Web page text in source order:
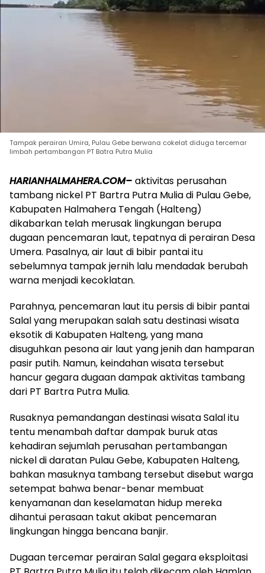
Tampak perairan Umira, Pulau Gebe berwana cokelat diduga tercemar
limbah pertambangan PT Batra Putra Mulia
HARIANHALMAHERA.COM– aktivitas perusahan
tambang nickel PT Bartra Putra Mulia di Pulau Gebe,
Kabupaten Halmahera Tengah (Halteng)
dikabarkan telah merusak lingkungan berupa
dugaan pencemaran laut, tepatnya di perairan Desa
Umera. Pasalnya, air laut di bibir pantai itu
sebelumnya tampak jernih lalu mendadak berubah
warna menjadi kecoklatan.
Parahnya, pencemaran laut itu persis di bibir pantai
Salal yang merupakan salah satu destinasi wisata
eksotik di Kabupaten Halteng, yang mana
disuguhkan pesona air laut yang jenih dan hamparan
pasir putih. Namun, keindahan wisata tersebut
hancur gegara dugaan dampak aktivitas tambang
dari PT Bartra Putra Mulia.
Rusaknya pemandangan destinasi wisata Salal itu
tentu menambah daftar dampak buruk atas
kehadiran sejumlah perusahan pertambangan
nickel di daratan Pulau Gebe, Kabupaten Halteng,
bahkan masuknya tambang tersebut disebut warga
setempat bahwa benar-benar membuat
kenyamanan dan keselamatan hidup mereka
dihantui perasaan takut akibat pencemaran
lingkungan hingga bencana banjir.
Dugaan tercemar perairan Salal gegara eksploitasi